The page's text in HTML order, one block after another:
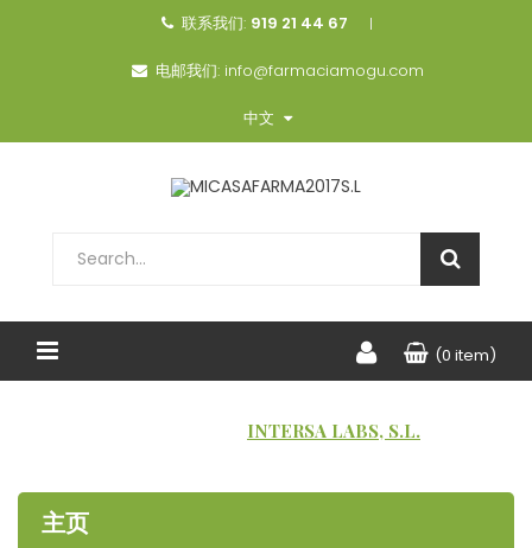
联系我们: 919 21 44 67
电邮我们: info@farmaciamogu.com
中文
(0 item)
INTERSA LABS, S.L.
主页